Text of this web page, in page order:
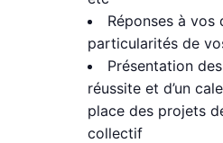
Réponses à vos
particularités de
Présentation
réussite et d’un
place des projets
collectif